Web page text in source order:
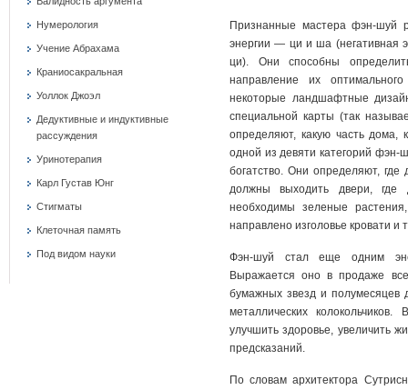
Нумерология
Учение Абрахама
Краниосакральная
Уоллок Джоэл
Дедуктивные и индуктивные
рассуждения
Уринотерапия
Карл Густав Юнг
Стигматы
Клеточная память
Под видом науки
Признанные мастера фэн-шуй
энергии — ци и ша (негативная
ци). Они способны
направление их
некоторые ландшафтные
специальной карты (так
определяют, какую часть дома,
одной из девяти категорий фэн-
богатство. Они определяют, где
должны выходить двери, где
необходимы зеленые
направлено изголовье кровати и
Фэн-шуй стал еще одним
Выражается оно в продаже
бумажных звезд и полумесяцев
металлических
улучшить здоровье, увеличить
предсказаний.
По словам архитектора